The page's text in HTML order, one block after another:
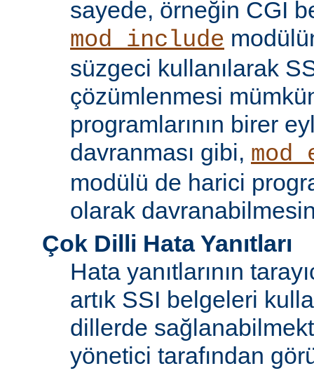
sayede, örneğin CGI
mod_include
süzgeci kullanılarak
çözümlenmesi
programlarının birer
davranması gibi,
modülü de harici
olarak
Çok Dilli Hata Yanıtları
Hata yanıtlarının
artık SSI belgeleri
dillerde
yönetici tarafından